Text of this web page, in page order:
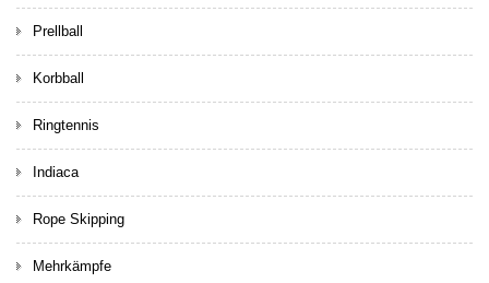
Prellball
Korbball
Ringtennis
Indiaca
Rope Skipping
Mehrkämpfe